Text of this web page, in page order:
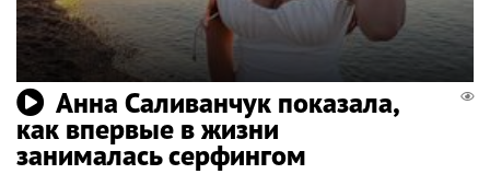
Анна Саливанчук показала,
как впервые в жизни
занималась серфингом